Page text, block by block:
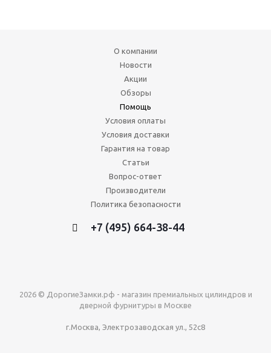
О компании
Новости
Акции
Обзоры
Помощь
Условия оплаты
Условия доставки
Гарантия на товар
Статьи
Вопрос-ответ
Производители
Политика безопасности
+7 (495) 664-38-44
2026 © ДорогиеЗамки.рф - магазин премиальных цилиндров и
дверной фурнитуры в Москве
г.Москва, Электрозаводская ул., 52с8